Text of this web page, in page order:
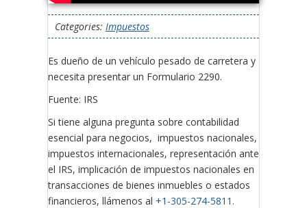
Categories: Impuestos
Es dueño de un vehículo pesado de carretera y
necesita presentar un Formulario 2290.
Fuente: IRS
Si tiene alguna pregunta sobre contabilidad
esencial para negocios, impuestos nacionales,
impuestos internacionales, representación ante
el IRS, implicación de impuestos nacionales en
transacciones de bienes inmuebles o estados
financieros, llámenos al +1-305-274-5811.